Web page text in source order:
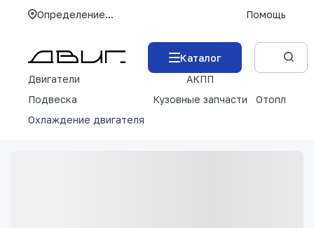
Определение... Помощь
Каталог
Двигатели
АКПП
Подвеска
Кузовные запчасти
Отопление
Охлаждение двигателя